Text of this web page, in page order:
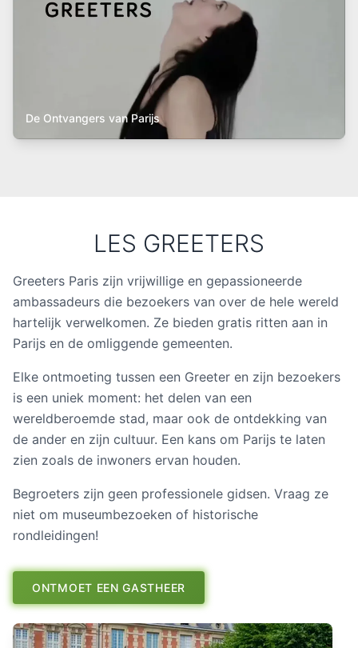
De Ontvangers van Parijs
LES GREETERS
Greeters Paris zijn vrijwillige en gepassioneerde
ambassadeurs die bezoekers van over de hele wereld
hartelijk verwelkomen. Ze bieden gratis ritten aan in
Parijs en de omliggende gemeenten.
Elke ontmoeting tussen een Greeter en zijn bezoekers
is een uniek moment: het delen van een
wereldberoemde stad, maar ook de ontdekking van
de ander en zijn cultuur. Een kans om Parijs te laten
zien zoals de inwoners ervan houden.
Begroeters zijn geen professionele gidsen. Vraag ze
niet om museumbezoeken of historische
rondleidingen!
ONTMOET EEN GASTHEER